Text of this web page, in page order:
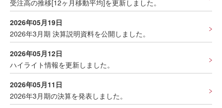
受注高の推移[12ヶ月移動平均]を更新しました。
2026年05月19日
2026年3月期 決算説明資料を公開しました。
2026年05月12日
ハイライト情報を更新しました。
2026年05月11日
2026年3月期の決算を発表しました。